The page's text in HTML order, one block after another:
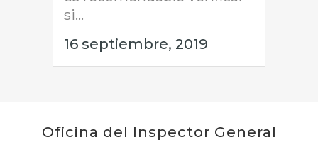
si...
16 septiembre, 2019
Oficina del Inspector General